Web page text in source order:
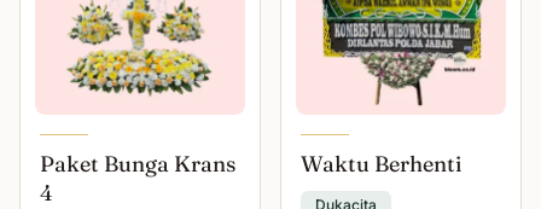
Paket Bunga Krans
4
Waktu Berhenti
Dukacita